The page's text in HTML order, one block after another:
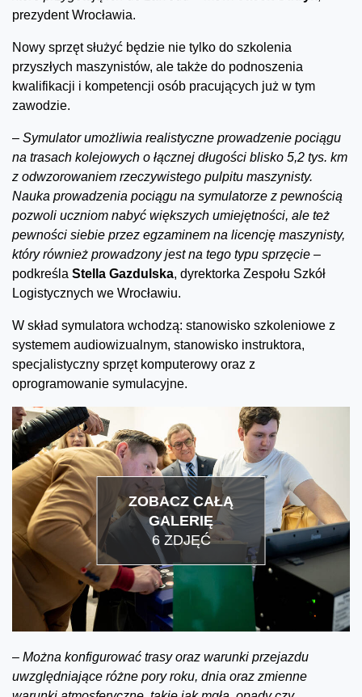
prezydent Wrocławia.
Nowy sprzęt służyć będzie nie tylko do szkolenia
przyszłych maszynistów, ale także do podnoszenia
kwalifikacji i kompetencji osób pracujących już w tym
zawodzie.
– Symulator umożliwia realistyczne prowadzenie pociągu
na trasach kolejowych o łącznej długości blisko 5,2 tys. km
z odwzorowaniem rzeczywistego pulpitu maszynisty.
Nauka prowadzenia pociągu na symulatorze z pewnością
pozwoli uczniom nabyć większych umiejętności, ale też
pewności siebie przez egzaminem na licencję maszynisty,
który również prowadzony jest na tego typu sprzęcie –
podkreśla Stella Gazdulska, dyrektorka Zespołu Szkół
Logistycznych we Wrocławiu.
W skład symulatora wchodzą: stanowisko szkoleniowe z
systemem audiowizualnym, stanowisko instruktora,
specjalistyczny sprzęt komputerowy oraz z
oprogramowanie symulacyjne.
ZOBACZ CAŁĄ
GALERIĘ
6 ZDJĘĆ
– Można konfigurować trasy oraz warunki przejazdu
uwzględniające różne pory roku, dnia oraz zmienne